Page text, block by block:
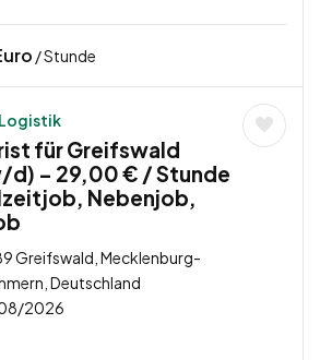
/ Stunde
für Greifswald
d) – 29,00 € / Stunde
Nebenjob,
Greifswald, Mecklenburg-
Deutschland
2026